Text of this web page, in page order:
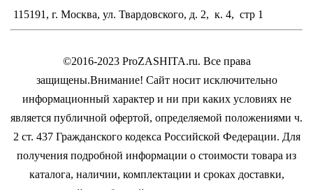
115191, г. Москва, ул. Твардовского, д. 2, к. 4, стр 1
©2016-2023 ProZASHITA.ru. Все права
защищены.Внимание! Cайт носит исключительно
информационный характер и ни при каких условиях не
является публичной офертой, определяемой положениями ч.
2 ст. 437 Гражданского кодекса Российской Федерации. Для
получения подробной информации о стоимости товара из
каталога, наличии, комплектации и сроках доставки,